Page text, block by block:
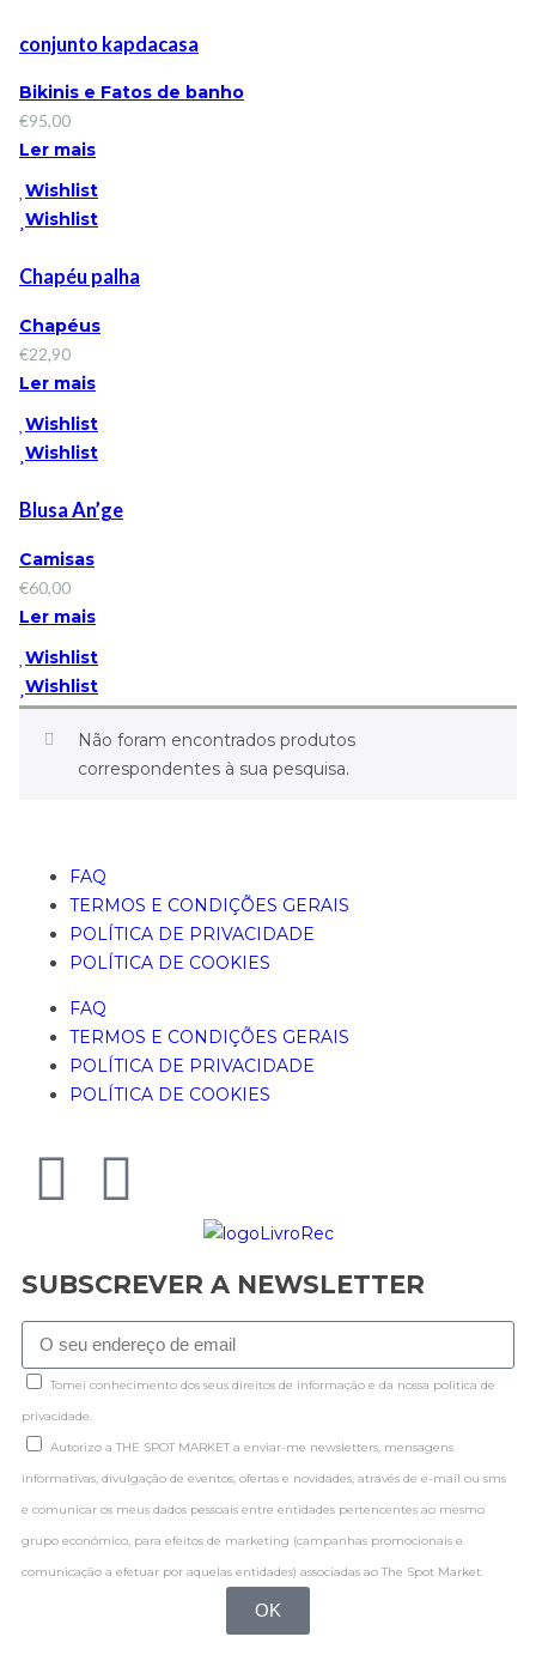
conjunto kapdacasa
Bikinis e Fatos de banho
€95,00
Ler mais
Wishlist
Wishlist
Chapéu palha
Chapéus
€22,90
Ler mais
Wishlist
Wishlist
Blusa An’ge
Camisas
€60,00
Ler mais
Wishlist
Wishlist
Não foram encontrados produtos
correspondentes à sua pesquisa.
FAQ
TERMOS E CONDIÇÕES GERAIS
POLÍTICA DE PRIVACIDADE
POLÍTICA DE COOKIES
FAQ
TERMOS E CONDIÇÕES GERAIS
POLÍTICA DE PRIVACIDADE
POLÍTICA DE COOKIES
SUBSCREVER A NEWSLETTER
Tomei conhecimento dos seus direitos de informação e da nossa politica de
privacidade.
Autorizo a THE SPOT MARKET a enviar-me newsletters, mensagens
informativas, divulgação de eventos, ofertas e novidades, através de e-mail ou sms
e comunicar os meus dados pessoais entre entidades pertencentes ao mesmo
grupo económico, para efeitos de marketing (campanhas promocionais e
comunicação a efetuar por aquelas entidades) associadas ao The Spot Market.
OK